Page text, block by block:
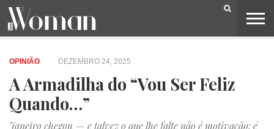
BELEZA
CAPA
LIFESTYLE
MODA
OPINIÃO
PESSOAS
SOCIEDADE
VIDEOS
OPINIÃO DEZEMBRO 24, 2025
A Armadilha do “Vou Ser Feliz
Quando…”
Janeiro chegou — e talvez o que lhe falte não é motivação: é